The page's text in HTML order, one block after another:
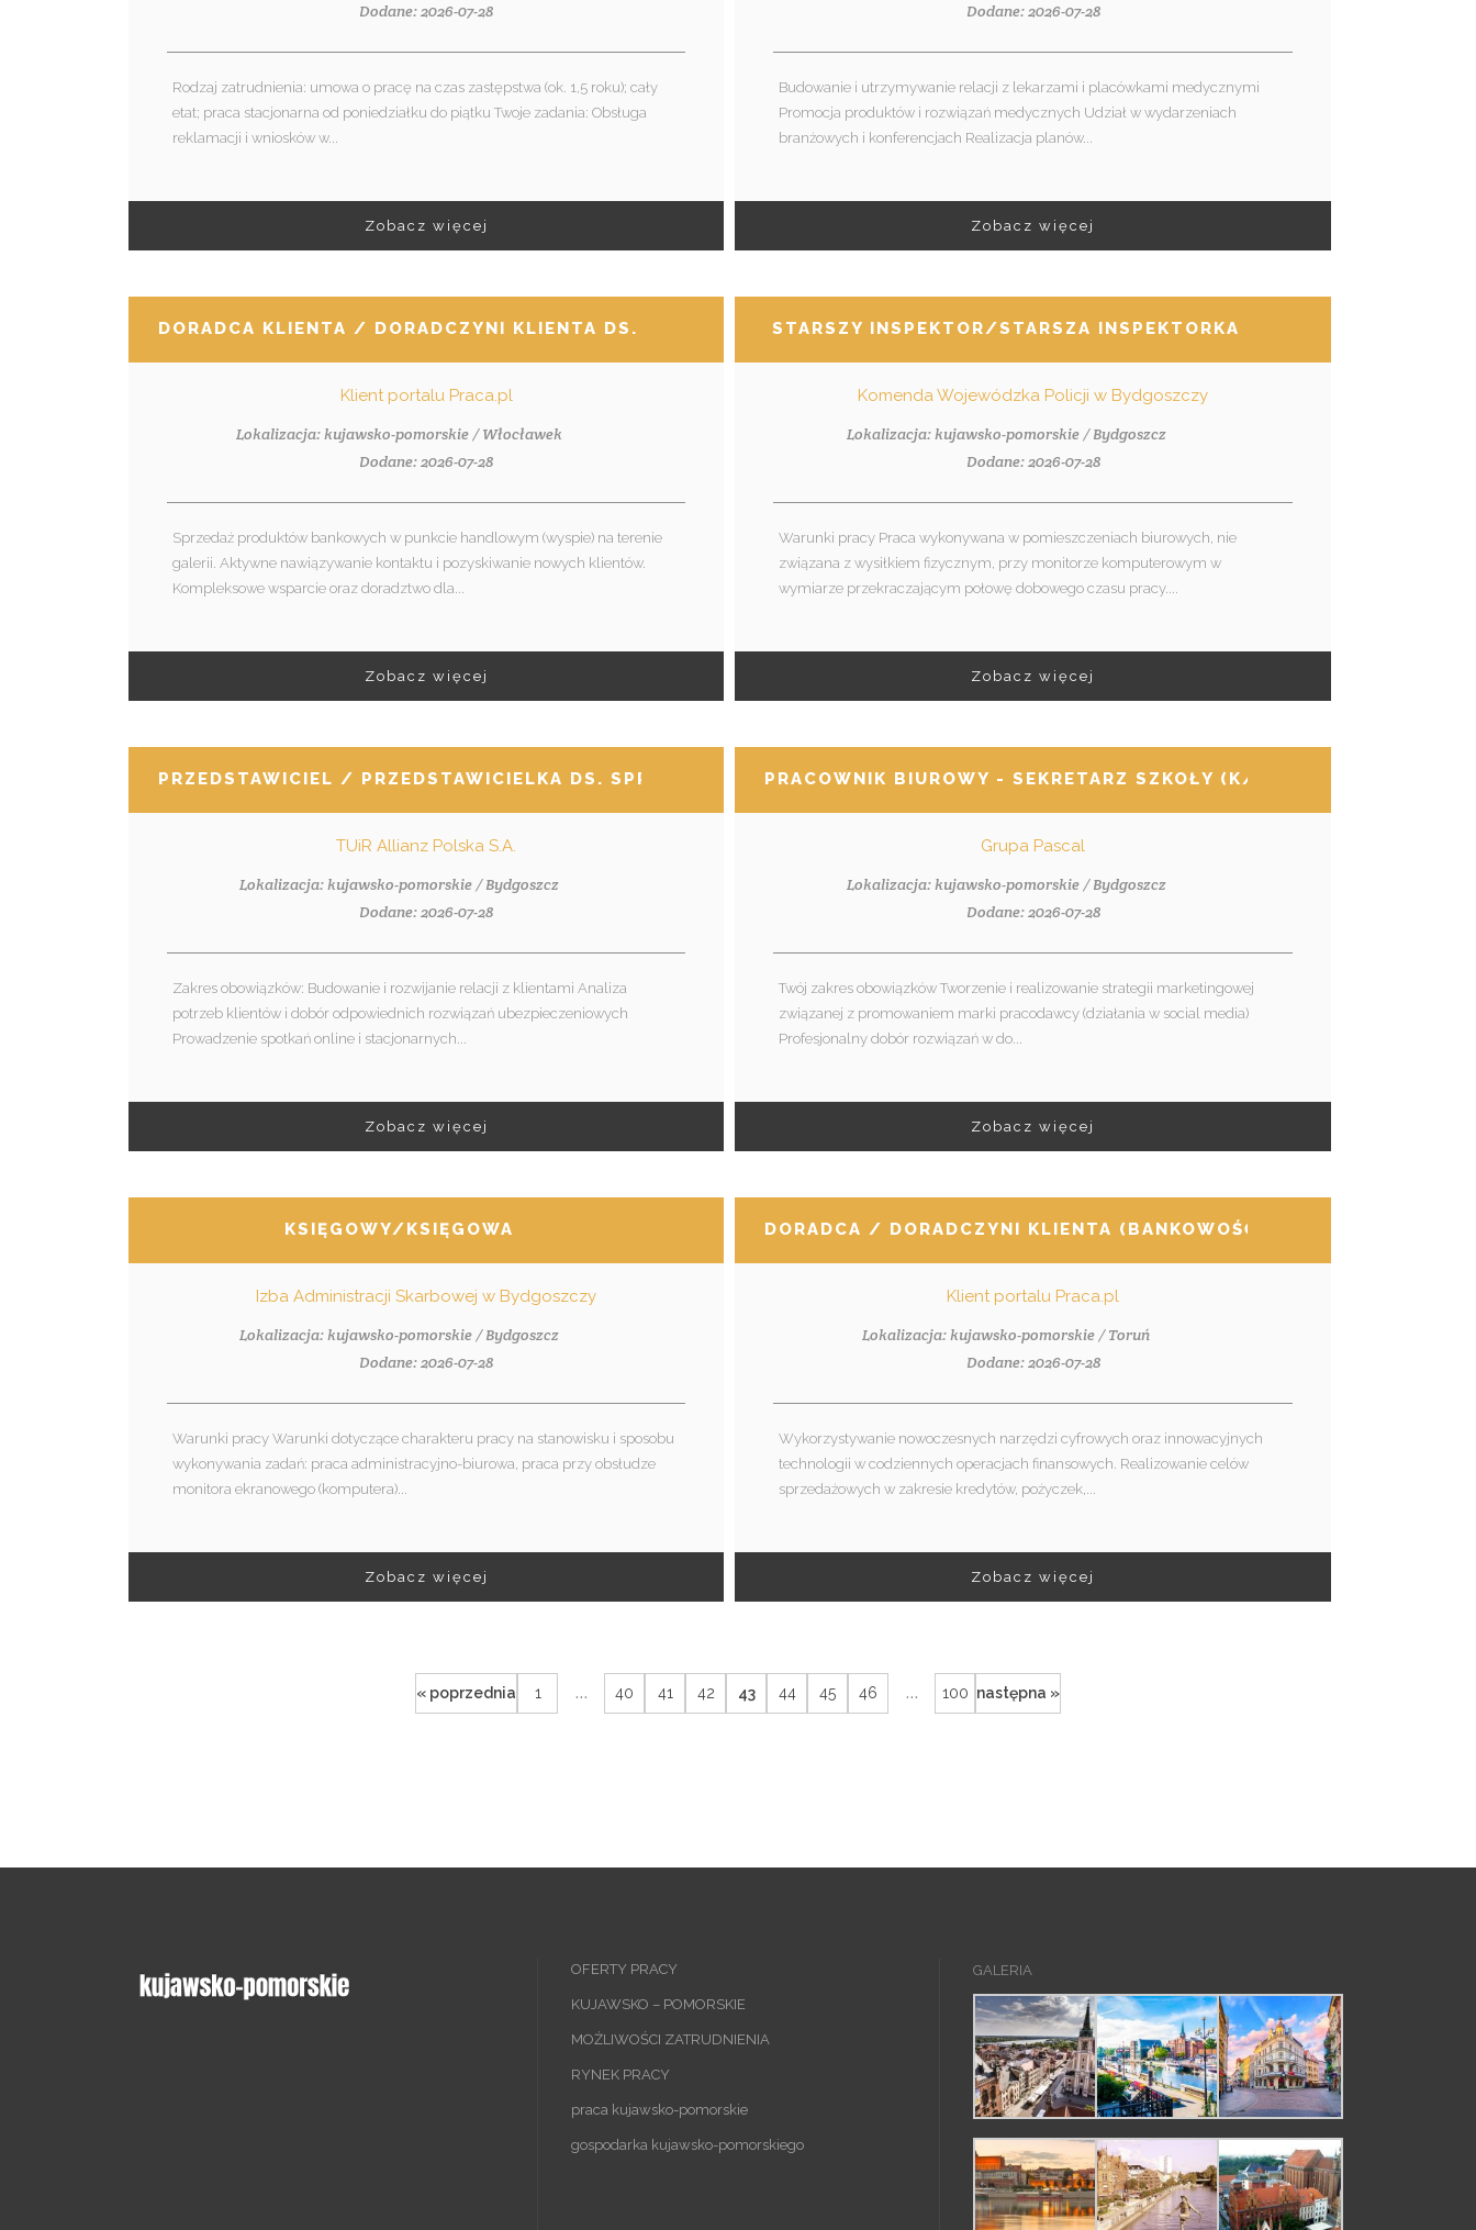
Dodane: 2026-07-28
Rodzaj zatrudnienia: umowa o pracę na czas zastępstwa (ok. 1,5 roku); cały
etat; praca stacjonarna od poniedziałku do piątku Twoje zadania: Obsługa
reklamacji i wniosków w...
Zobacz więcej
Dodane: 2026-07-28
Budowanie i utrzymywanie relacji z lekarzami i placówkami medycznymi
Promocja produktów i rozwiązań medycznych Udział w wydarzeniach
branżowych i konferencjach Realizacja planów...
Zobacz więcej
DORADCA KLIENTA / DORADCZYNI KLIENTA DS. SPRZEDAŻY
Klient portalu Praca.pl
Lokalizacja: kujawsko-pomorskie / Włocławek
Dodane: 2026-07-28
Sprzedaż produktów bankowych w punkcie handlowym (wyspie) na terenie
galerii. Aktywne nawiązywanie kontaktu i pozyskiwanie nowych klientów.
Kompleksowe wsparcie oraz doradztwo dla...
Zobacz więcej
STARSZY INSPEKTOR/STARSZA INSPEKTORKA
Komenda Wojewódzka Policji w Bydgoszczy
Lokalizacja: kujawsko-pomorskie / Bydgoszcz
Dodane: 2026-07-28
Warunki pracy Praca wykonywana w pomieszczeniach biurowych, nie
związana z wysiłkiem fizycznym, przy monitorze komputerowym w
wymiarze przekraczającym połowę dobowego czasu pracy....
Zobacz więcej
PRZEDSTAWICIEL / PRZEDSTAWICIELKA DS. SPRZEDAŻY UBEZPIECZEŃ MAJĄTKOWYCH
TUiR Allianz Polska S.A.
Lokalizacja: kujawsko-pomorskie / Bydgoszcz
Dodane: 2026-07-28
Zakres obowiązków: Budowanie i rozwijanie relacji z klientami Analiza
potrzeb klientów i dobór odpowiednich rozwiązań ubezpieczeniowych
Prowadzenie spotkań online i stacjonarnych...
Zobacz więcej
PRACOWNIK BIUROWY - SEKRETARZ SZKOŁY (K/M)
Grupa Pascal
Lokalizacja: kujawsko-pomorskie / Bydgoszcz
Dodane: 2026-07-28
Twój zakres obowiązków Tworzenie i realizowanie strategii marketingowej
związanej z promowaniem marki pracodawcy (działania w social media)
Profesjonalny dobór rozwiązań w do...
Zobacz więcej
KSIĘGOWY/KSIĘGOWA
Izba Administracji Skarbowej w Bydgoszczy
Lokalizacja: kujawsko-pomorskie / Bydgoszcz
Dodane: 2026-07-28
Warunki pracy Warunki dotyczące charakteru pracy na stanowisku i sposobu
wykonywania zadań: praca administracyjno-biurowa, praca przy obsłudze
monitora ekranowego (komputera)...
Zobacz więcej
DORADCA / DORADCZYNI KLIENTA (BANKOWOŚĆ)
Klient portalu Praca.pl
Lokalizacja: kujawsko-pomorskie / Toruń
Dodane: 2026-07-28
Wykorzystywanie nowoczesnych narzędzi cyfrowych oraz innowacyjnych
technologii w codziennych operacjach finansowych. Realizowanie celów
sprzedażowych w zakresie kredytów, pożyczek,...
Zobacz więcej
« poprzednia 1 ... 40 41 42 43 44 45 46 ... 100 następna »
OFERTY PRACY
KUJAWSKO – POMORSKIE
MOŻLIWOŚCI ZATRUDNIENIA
RYNEK PRACY
praca kujawsko-pomorskie
gospodarka kujawsko-pomorskiego
GALERIA